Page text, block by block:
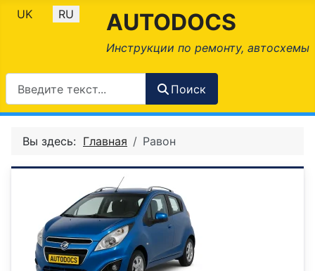
Выберите язык
UK RU AUTODOCS
Инструкции по ремонту, автосхемы
Поиск
Вы здесь: Главная Равон